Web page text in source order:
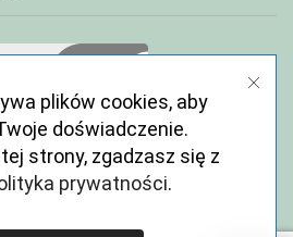
plików cookies, aby
doświadczenie.
strony, zgadzasz się z
prywatności.